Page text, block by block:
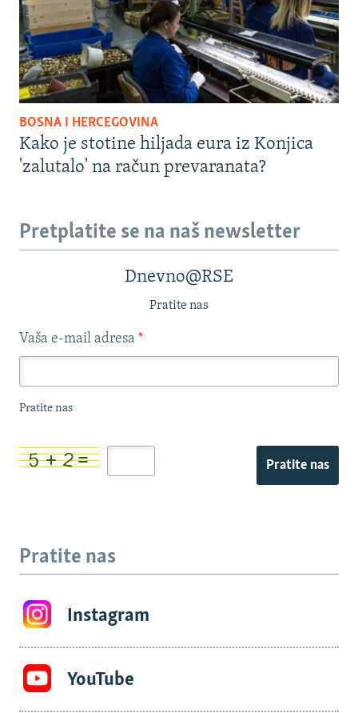
BOSNA I HERCEGOVINA
Kako je stotine hiljada eura iz Konjica
'zalutalo' na račun prevaranata?
Pretplatite se na naš newsletter
Dnevno@RSE
Pratite nas
Vaša e-mail adresa *
Pratite nas
Pratite nas
Pratite nas
Instagram
YouTube